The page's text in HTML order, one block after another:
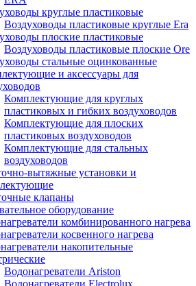
круглые пластиковые
Воздуховоды пластиковые круглые Era
плоские пластиковые
Воздуховоды пластиковые плоские Ore
стальные оцинкованные
и аксессуары для
Комплектующие для круглых
пластиковых и гибких воздуховодов
Комплектующие для плоских
пластиковых воздуховодов
Комплектующие для стальных
воздуховодов
вытяжные установки и
клапаны
оборудование
комбинированного нагрева
косвенного нагрева
накопительные
Водонагреватели Ariston